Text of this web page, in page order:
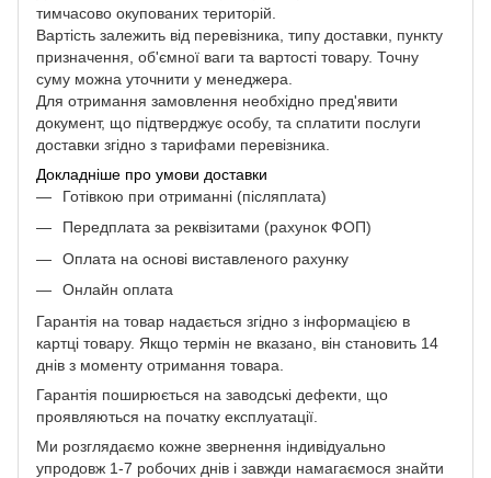
тимчасово окупованих територій.
Вартість залежить від перевізника, типу доставки, пункту
призначення, об'ємної ваги та вартості товару. Точну
суму можна уточнити у менеджера.
Для отримання замовлення необхідно пред'явити
документ, що підтверджує особу, та сплатити послуги
доставки згідно з тарифами перевізника.
Докладніше про умови доставки
Готівкою при отриманні (післяплата)
Передплата за реквізитами (рахунок ФОП)
Оплата на основі виставленого рахунку
Онлайн оплата
Гарантія на товар надається згідно з інформацією в
картці товару. Якщо термін не вказано, він становить 14
днів з моменту отримання товара.
Гарантія поширюється на заводські дефекти, що
проявляються на початку експлуатації.
Ми розглядаємо кожне звернення індивідуально
упродовж 1-7 робочих днів і завжди намагаємося знайти